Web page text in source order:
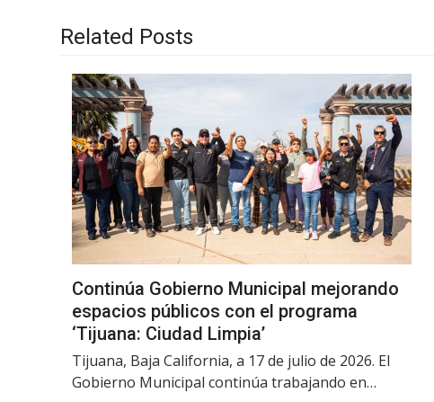
Related Posts
Continúa Gobierno Municipal mejorando
espacios públicos con el programa
‘Tijuana: Ciudad Limpia’
Tijuana, Baja California, a 17 de julio de 2026. El
Gobierno Municipal continúa trabajando en…